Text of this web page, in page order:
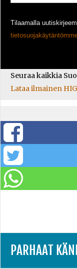
Tilaamalla
Seuraa kaikkia
Lataa ilmainen
PARHAAT